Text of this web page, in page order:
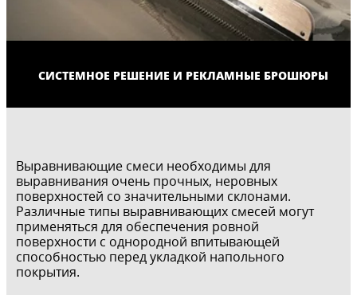
СИСТЕМНОЕ РЕШЕНИЕ И РЕКЛАМНЫЕ БРОШЮРЫ
Выравнивающие смеси необходимы для
выравнивания очень прочных, неровных
поверхностей со значительными склонами.
Различные типы выравнивающих смесей могут
применяться для обеспечения ровной
поверхности с однородной впитывающей
способностью перед укладкой напольного
покрытия.